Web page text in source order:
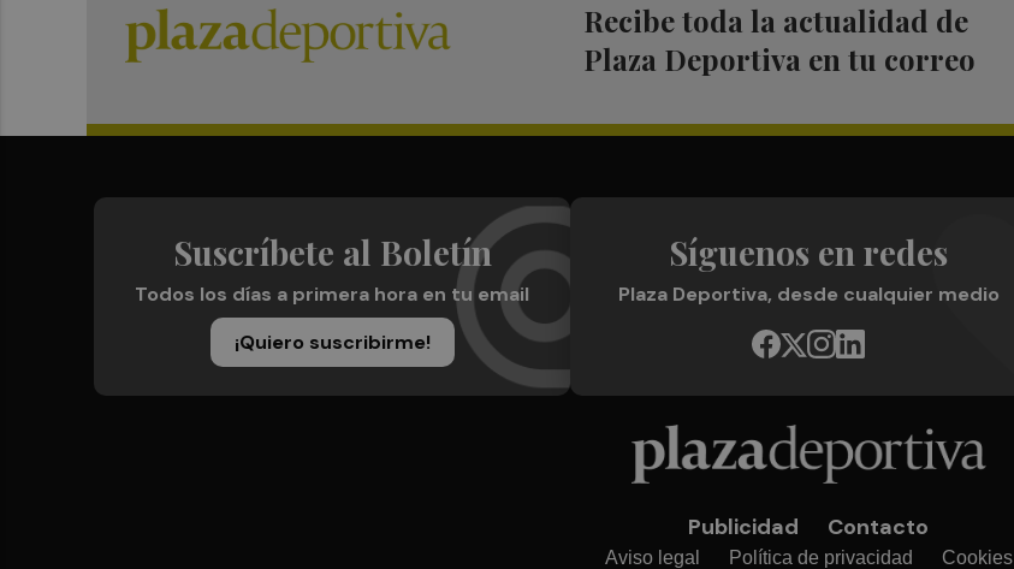
Recibe toda la actualidad de
Plaza Deportiva en tu correo
Suscríbete al Boletín
Todos los días a primera hora en tu email
¡Quiero suscribirme!
Síguenos en redes
Plaza Deportiva, desde cualquier medio
Publicidad Contacto
Aviso legal Política de privacidad Cookies